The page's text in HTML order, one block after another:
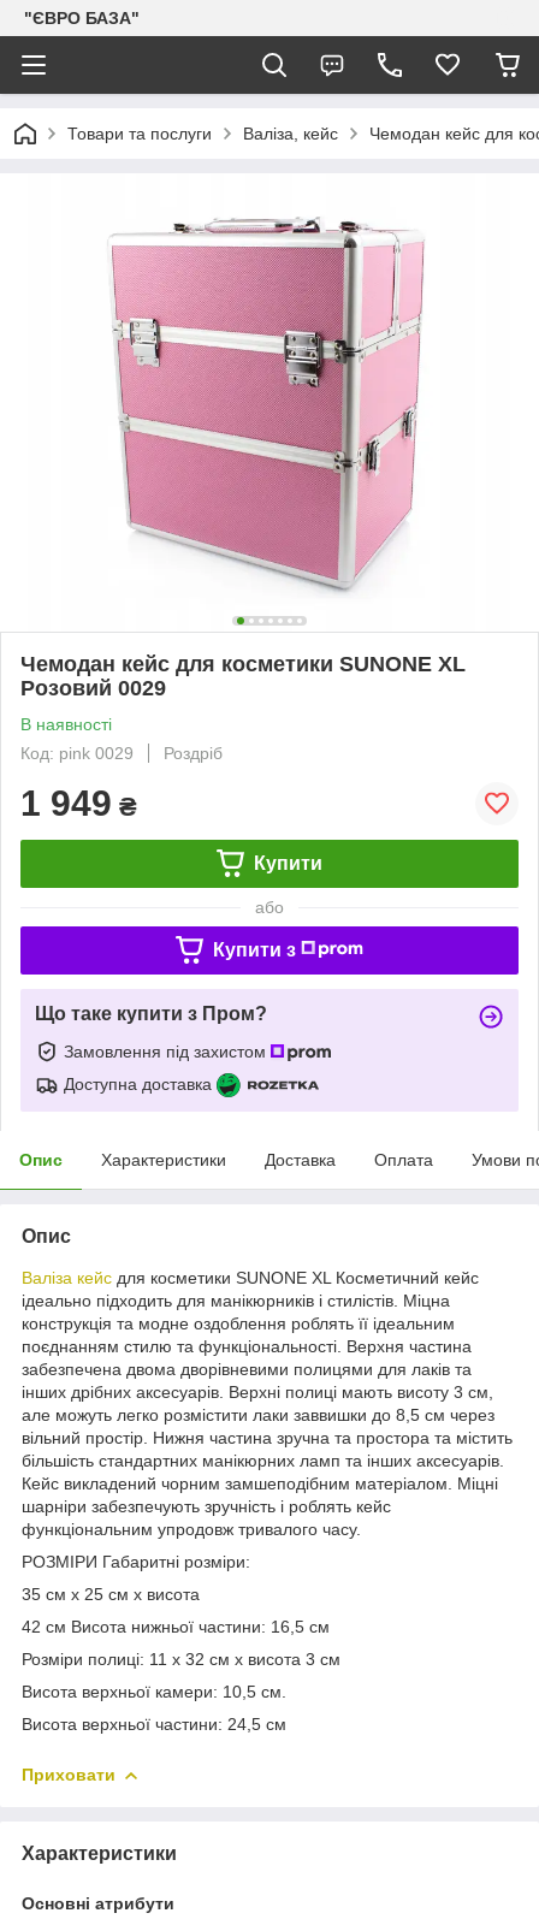
"ЄВРО БАЗА"
Товари та послуги Валіза, кейс Чемодан кейс для
Чемодан кейс для косметики SUNONE XL
Розовий 0029
В наявності
Код: pink 0029
Роздріб
1 949 ₴
Купити
або
Купити з
Що таке купити з Пром?
Замовлення під захистом
Доступна доставка
Опис Характеристики Доставка Оплата Умови
Опис
Валіза кейс для косметики SUNONE XL Косметичний кейс
ідеально підходить для манікюрників і стилістів. Міцна
конструкція та модне оздоблення роблять її ідеальним
поєднанням стилю та функціональності. Верхня частина
забезпечена двома дворівневими полицями для лаків та
інших дрібних аксесуарів. Верхні полиці мають висоту 3 см,
але можуть легко розмістити лаки заввишки до 8,5 см через
вільний простір. Нижня частина зручна та простора та містить
більшість стандартних манікюрних ламп та інших аксесуарів.
Кейс викладений чорним замшеподібним матеріалом. Міцні
шарніри забезпечують зручність і роблять кейс
функціональним упродовж тривалого часу.
РОЗМІРИ Габаритні розміри:
35 см х 25 см х висота
42 см Висота нижньої частини: 16,5 см
Розміри полиці: 11 x 32 см х висота 3 см
Висота верхньої камери: 10,5 см.
Висота верхньої частини: 24,5 см
Приховати
Характеристики
Основні атрибути